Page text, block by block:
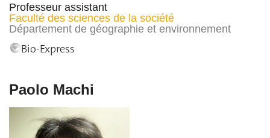
Professeur assistant
Faculté des sciences de la société
Département de géographie et environnement
Bio-Express
Paolo Machi